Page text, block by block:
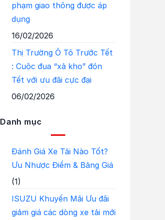
phạm giao thông được áp
dụng
16/02/2026
Thị Trường Ô Tô Trước Tết
: Cuộc đua “xả kho” đón
Tết với ưu đãi cực đại
06/02/2026
Danh mục
Đánh Giá Xe Tải Nào Tốt?
Ưu Nhược Điểm & Bảng Giá
(1)
ISUZU Khuyến Mãi Ưu đãi
giảm giá các dòng xe tải mới